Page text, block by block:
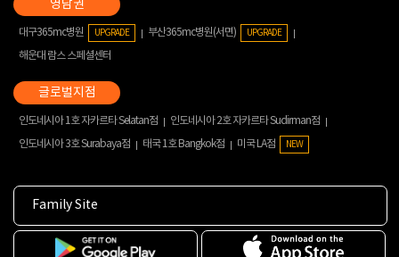
대구365mc병원 UPGRADE 부산365mc병원(서면) UPGRADE
해운대 람스 스페셜센터
인도네시아 1호 자카르타 Selatan점
인도네시아 2호 자카르타 Sudirman점
인도네시아 3호 Surabaya점
태국 1호 Bangkok점 미국 LA점 NEW
Family Site